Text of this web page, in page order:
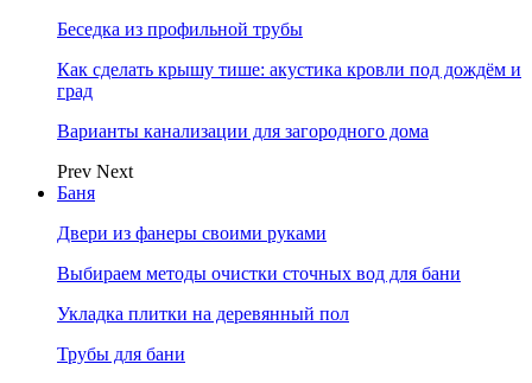
Беседка из профильной трубы
Как сделать крышу тише: акустика кровли под дождём и
град
Варианты канализации для загородного дома
Prev Next
Баня
Двери из фанеры своими руками
Выбираем методы очистки сточных вод для бани
Укладка плитки на деревянный пол
Трубы для бани